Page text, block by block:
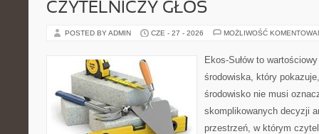
CZYTELNICZY GŁOS
POSTED BY ADMIN CZE - 27 - 2026 MOŻLIWOŚĆ
Ekos-Sułów to
środowiska, który
środowisko nie musi
skomplikowanych decyzji
przestrzeń, w którym